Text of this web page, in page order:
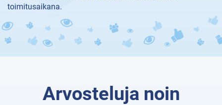
toimitusaikana.
Arvosteluja noin